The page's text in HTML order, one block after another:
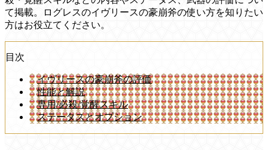
て掲載。ログレスのイヴリースの豪崩斧の使い方を知りたい
方はお役立てください。
目次
イヴリースの豪崩斧の評価
性能と解説
専用/必殺/覚醒スキル
ステータスとオプション